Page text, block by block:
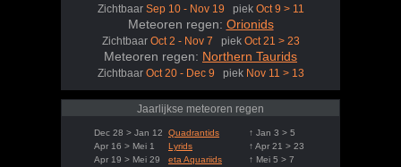
Zichtbaar Sep 10 - Nov 19 piek Oct 9 > 11
Meteoren regen: Orionids
Zichtbaar Oct 2 - Nov 7 piek Oct 21 > 23
Meteoren regen: Northern Taurids
Zichtbaar Oct 20 - Dec 9 piek Nov 11 > 13
Jaarlijkse meteoren regen
Dec 28 > Jan 12 Quadrantids
↑ Jan 3 > 5
Apr 16 > Mei 1
Lyrids
↑ Apr 21 > 23
Apr 19 > Mei 29
eta Aquariids
↑ Mei 5 > 7